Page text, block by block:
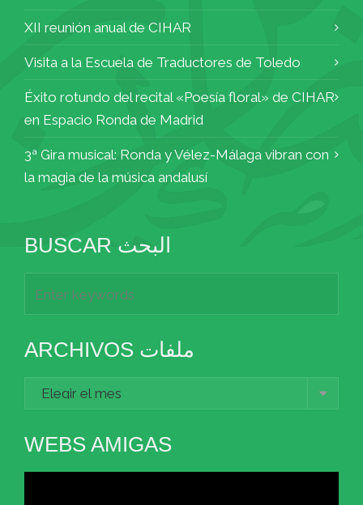
XII reunión anual de CIHAR
Visita a la Escuela de Traductores de Toledo
Éxito rotundo del recital «Poesía floral» de CIHAR
en Espacio Ronda de Madrid
3ª Gira musical: Ronda y Vélez-Málaga vibran con
la magia de la música andalusí
BUSCAR البحث
ARCHIVOS ملفات
ملفات
WEBS AMIGAS